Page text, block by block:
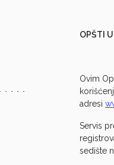
OPŠTI
Ovim
adresi
Servis
sedište